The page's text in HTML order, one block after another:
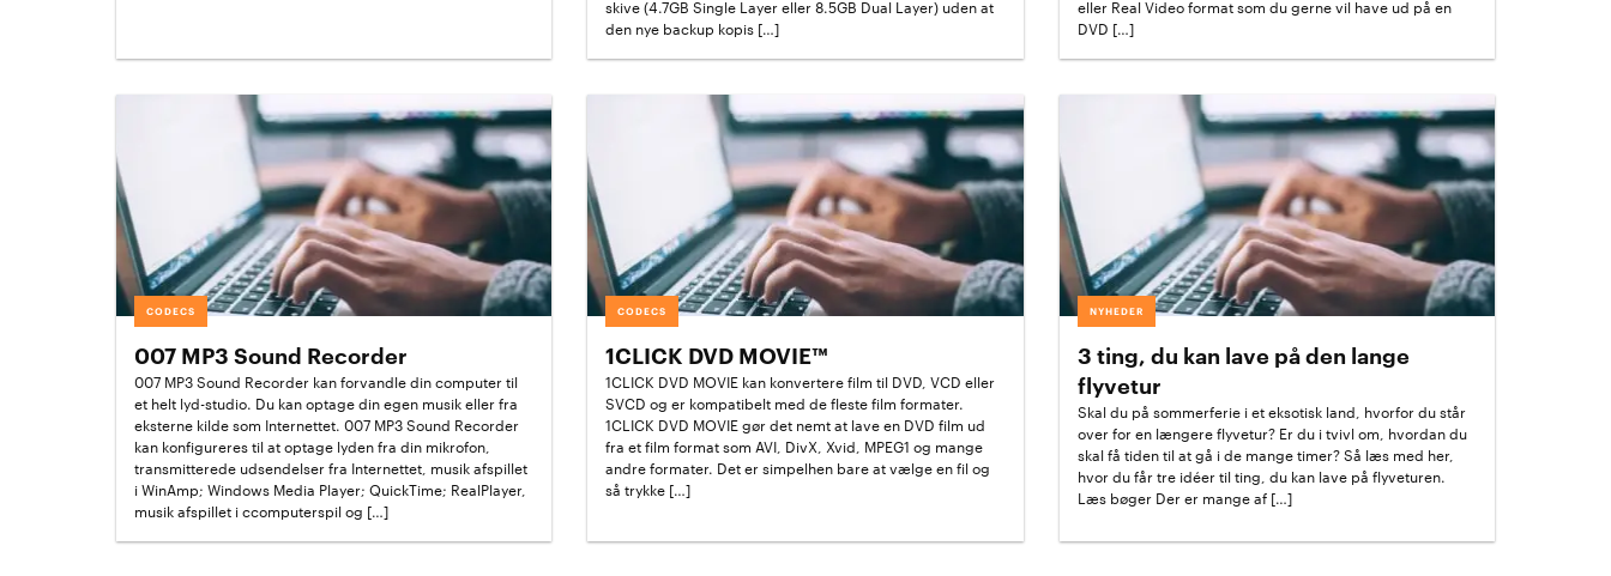
skive (4.7GB Single Layer eller 8.5GB Dual Layer) uden at
den nye backup kopis […]
eller Real Video format som du gerne vil have ud på en
DVD […]
CODECS
007 MP3 Sound Recorder
007 MP3 Sound Recorder kan forvandle din computer til
et helt lyd-studio. Du kan optage din egen musik eller fra
eksterne kilde som Internettet. 007 MP3 Sound Recorder
kan konfigureres til at optage lyden fra din mikrofon,
transmitterede udsendelser fra Internettet, musik afspillet
i WinAmp; Windows Media Player; QuickTime; RealPlayer,
musik afspillet i ccomputerspil og […]
CODECS
1CLICK DVD MOVIE™
1CLICK DVD MOVIE kan konvertere film til DVD, VCD eller
SVCD og er kompatibelt med de fleste film formater.
1CLICK DVD MOVIE gør det nemt at lave en DVD film ud
fra et film format som AVI, DivX, Xvid, MPEG1 og mange
andre formater. Det er simpelhen bare at vælge en fil og
så trykke […]
NYHEDER
3 ting, du kan lave på den lange
flyvetur
Skal du på sommerferie i et eksotisk land, hvorfor du står
over for en længere flyvetur? Er du i tvivl om, hvordan du
skal få tiden til at gå i de mange timer? Så læs med her,
hvor du får tre idéer til ting, du kan lave på flyveturen.
Læs bøger Der er mange af […]